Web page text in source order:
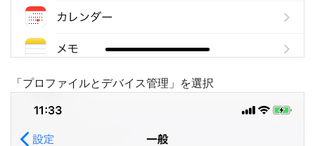
「プロファイルとデバイス管理」を選択